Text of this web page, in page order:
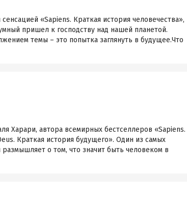
«Sapiens. Краткая история человечества»,
пришел к господству над нашей планетой.
темы – это попытка заглянуть в будущее.Что
Харари, автора всемирных бестселлеров «Sapiens.
Краткая история будущего». Один из самых
о том, что значит быть человеком в